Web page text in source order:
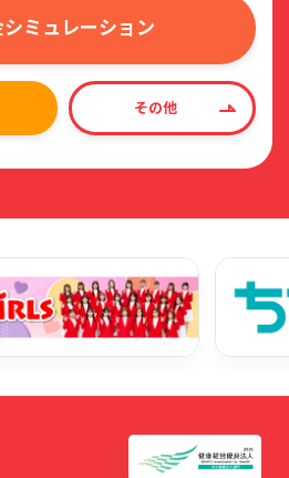
シミュレーション
その他